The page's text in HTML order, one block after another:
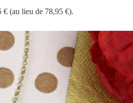
€ (au lieu de 78,95 €).